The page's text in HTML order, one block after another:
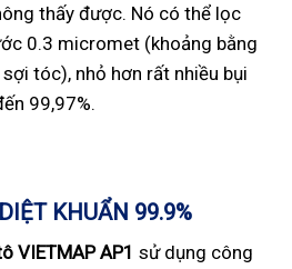
thấy được. Nó có thể lọc
0.3 micromet (khoảng bằng
tóc), nhỏ hơn rất nhiều bụi
99,97%.
KHUẨN 99.9%
VIETMAP AP1 sử dụng công